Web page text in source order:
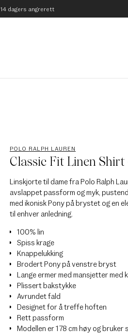
14 dagers angrerett
POLO RALPH LAUREN
Classic Fit Linen Shirt
Linskjorte til dame fra Polo Ralph
avslappet passform og myk,
med ikonisk Pony på brystet og en
til enhver anledning.
100% lin
Spiss krage
Knappelukking
Brodert Pony på venstre bryst
Lange ermer med mansjetter med
Plissert bakstykke
Avrundet fald
Designet for å treffe hoften
Rett passform
Modellen er 178 cm høy og bruker